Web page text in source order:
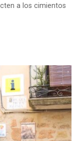
a los cimientos